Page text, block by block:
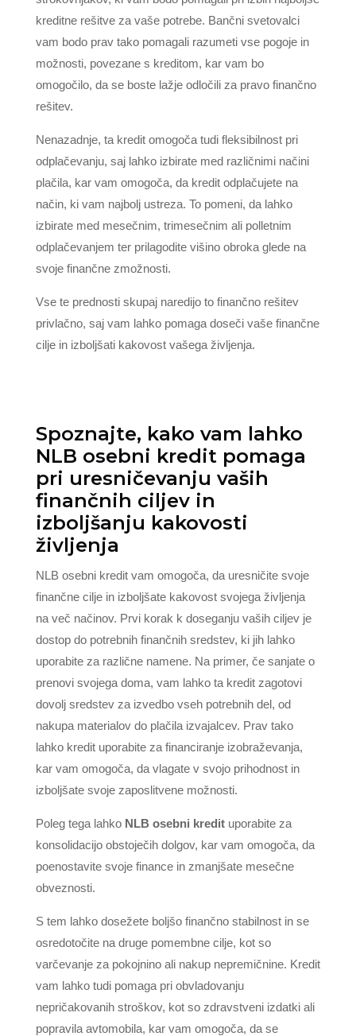
kreditne rešitve za vaše potrebe. Bančni svetovalci
vam bodo prav tako pomagali razumeti vse pogoje in
možnosti, povezane s kreditom, kar vam bo
omogočilo, da se boste lažje odločili za pravo finančno
rešitev.
Nenazadnje, ta kredit omogoča tudi fleksibilnost pri
odplačevanju, saj lahko izbirate med različnimi načini
plačila, kar vam omogoča, da kredit odplačujete na
način, ki vam najbolj ustreza. To pomeni, da lahko
izbirate med mesečnim, trimesečnim ali polletnim
odplačevanjem ter prilagodite višino obroka glede na
svoje finančne zmožnosti.
Vse te prednosti skupaj naredijo to finančno rešitev
privlačno, saj vam lahko pomaga doseči vaše finančne
cilje in izboljšati kakovost vašega življenja.
Spoznajte, kako vam lahko
NLB osebni kredit pomaga
pri uresničevanju vaših
finančnih ciljev in
izboljšanju kakovosti
življenja
NLB osebni kredit vam omogoča, da uresničite svoje
finančne cilje in izboljšate kakovost svojega življenja
na več načinov. Prvi korak k doseganju vaših ciljev je
dostop do potrebnih finančnih sredstev, ki jih lahko
uporabite za različne namene. Na primer, če sanjate o
prenovi svojega doma, vam lahko ta kredit zagotovi
dovolj sredstev za izvedbo vseh potrebnih del, od
nakupa materialov do plačila izvajalcev. Prav tako
lahko kredit uporabite za financiranje izobraževanja,
kar vam omogoča, da vlagate v svojo prihodnost in
izboljšate svoje zaposlitvene možnosti.
Poleg tega lahko NLB osebni kredituporabite za
konsolidacijo obstoječih dolgov, kar vam omogoča, da
poenostavite svoje finance in zmanjšate mesečne
obveznosti.
S tem lahko dosežete boljšo finančno stabilnost in se
osredotočite na druge pomembne cilje, kot so
varčevanje za pokojnino ali nakup nepremičnine. Kredit
vam lahko tudi pomaga pri obvladovanju
nepričakovanih stroškov, kot so zdravstveni izdatki ali
popravila avtomobila, kar vam omogoča, da se